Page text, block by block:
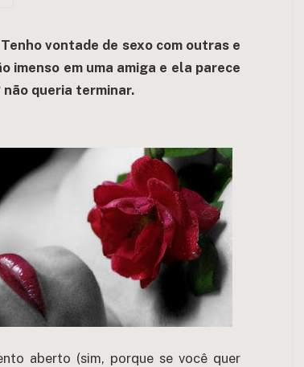
vontade de sexo com outras e
imenso em uma amiga e ela parece
queria terminar.
aberto (sim, porque se você quer